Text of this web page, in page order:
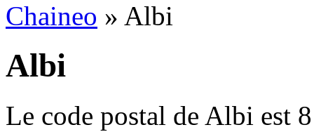
Chaineo » Albi
Albi
Le code postal de Albi est